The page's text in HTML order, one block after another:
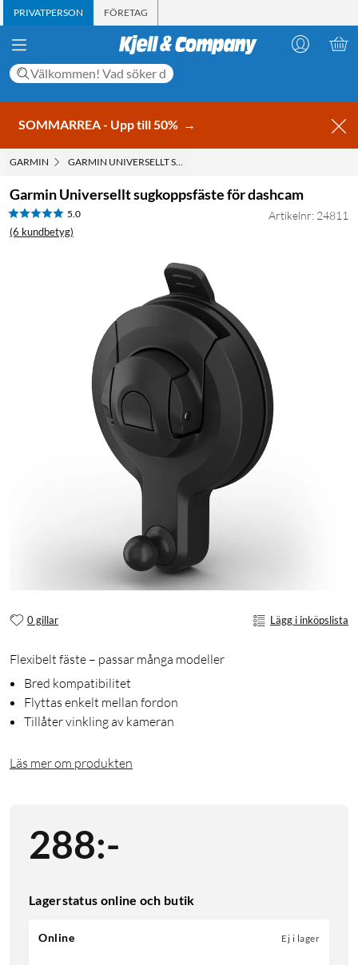
PRIVATPERSON FÖRETAG
SOMMARREA - Upp till 50% →
GARMIN GARMIN UNIVERSELLT SUGKOPPSFÄSTE FÖR DASHCAM
Garmin Universellt sugkoppsfäste för dashcam
5.0
(6 kundbetyg)
Artikelnr: 24811
0 gillar Lägg i inköpslista
Flexibelt fäste – passar många modeller
Bred kompatibilitet
Flyttas enkelt mellan fordon
Tillåter vinkling av kameran
Läs mer om produkten
288:-
Lagerstatus online och butik
Online Ej i lager